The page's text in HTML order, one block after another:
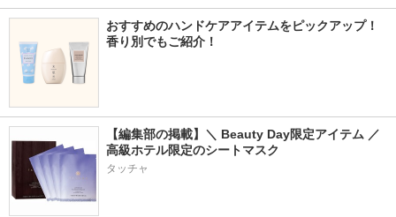
おすすめのハンドケアアイテムをピックアップ！
香り別でもご紹介！
【編集部の掲載】＼ Beauty Day限定アイテム ／
高級ホテル限定のシートマスク
タッチャ